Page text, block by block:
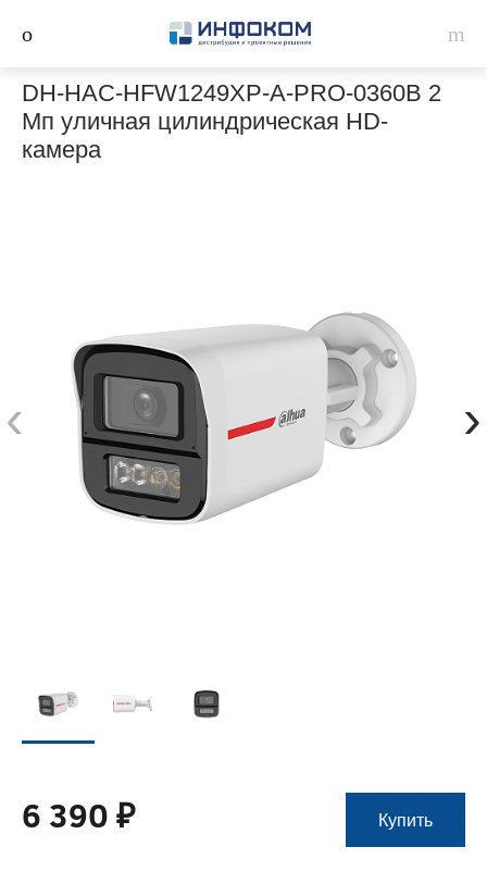
DH-HAC-HFW1249XP-A-PRO-0360B 2
Мп уличная цилиндрическая HD-
камера
‹ ›
6 390 ₽ Купить